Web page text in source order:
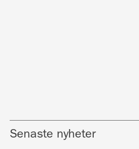
Senaste nyheter